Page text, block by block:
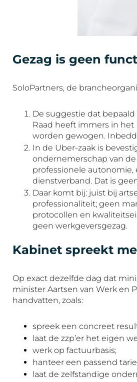
Gezag is geen
SoloPartners, de
De suggestie dat bepaald
Raad heeft immers in
worden gewogen.
In de Uber-zaak is
ondernemerschap van
professionele
dienstverband. Dat is
Daar komt bij: juist bij
professionaliteit; geen
protocollen en
geen werkgeversgezag.
Kabinet spreekt
Op exact dezelfde dag dat
minister Aartsen van Werk en
handvatten, zoals:
spreek een concreet
laat de zzp’er het eigen
werk op factuurbasis;
hanteer een passend
laat de zelfstandige